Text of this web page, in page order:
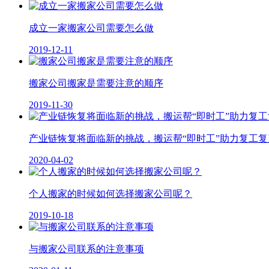
成立一家搬家公司需要怎么做
2019-12-11
搬家公司搬家是需要注意的顺序
2019-11-30
产业链恢复将面临新的挑战，搬运帮“即时工”助力复工
2020-04-02
个人搬家的时候如何选择搬家公司呢？
2019-10-18
与搬家公司联系的注意事项